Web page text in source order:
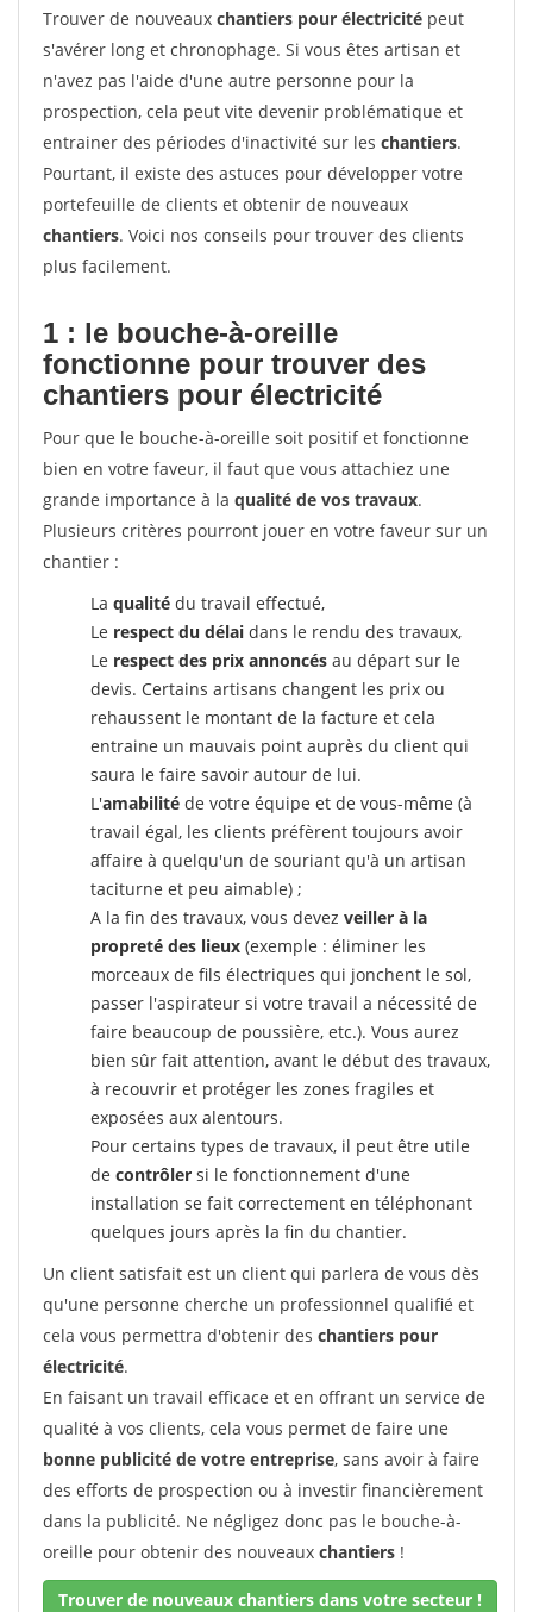
Trouver de nouveaux chantiers pour électricité peut
s'avérer long et chronophage. Si vous êtes artisan et
n'avez pas l'aide d'une autre personne pour la
prospection, cela peut vite devenir problématique et
entrainer des périodes d'inactivité sur les chantiers.
Pourtant, il existe des astuces pour développer votre
portefeuille de clients et obtenir de nouveaux
chantiers. Voici nos conseils pour trouver des clients
plus facilement.
1 : le bouche-à-oreille
fonctionne pour trouver des
chantiers pour électricité
Pour que le bouche-à-oreille soit positif et fonctionne
bien en votre faveur, il faut que vous attachiez une
grande importance à la qualité de vos travaux.
Plusieurs critères pourront jouer en votre faveur sur un
chantier :
La qualité du travail effectué,
Le respect du délai dans le rendu des travaux,
Le respect des prix annoncés au départ sur le
devis. Certains artisans changent les prix ou
rehaussent le montant de la facture et cela
entraine un mauvais point auprès du client qui
saura le faire savoir autour de lui.
L'amabilité de votre équipe et de vous-même (à
travail égal, les clients préfèrent toujours avoir
affaire à quelqu'un de souriant qu'à un artisan
taciturne et peu aimable) ;
A la fin des travaux, vous devez veiller à la
propreté des lieux (exemple : éliminer les
morceaux de fils électriques qui jonchent le sol,
passer l'aspirateur si votre travail a nécessité de
faire beaucoup de poussière, etc.). Vous aurez
bien sûr fait attention, avant le début des travaux,
à recouvrir et protéger les zones fragiles et
exposées aux alentours.
Pour certains types de travaux, il peut être utile
de contrôler si le fonctionnement d'une
installation se fait correctement en téléphonant
quelques jours après la fin du chantier.
Un client satisfait est un client qui parlera de vous dès
qu'une personne cherche un professionnel qualifié et
cela vous permettra d'obtenir des chantiers pour
électricité.
En faisant un travail efficace et en offrant un service de
qualité à vos clients, cela vous permet de faire une
bonne publicité de votre entreprise, sans avoir à faire
des efforts de prospection ou à investir financièrement
dans la publicité. Ne négligez donc pas le bouche-à-
oreille pour obtenir des nouveaux chantiers !
Trouver de nouveaux chantiers dans votre secteur !